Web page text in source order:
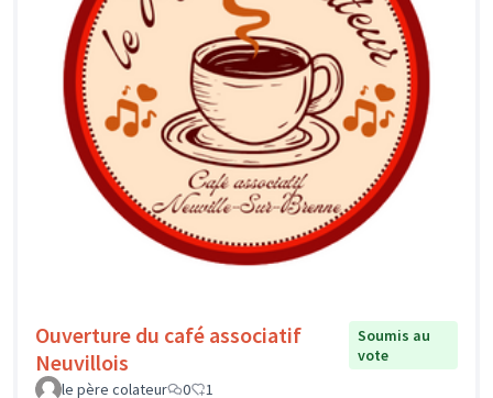
Ouverture du café associatif
Neuvillois
Soumis au
vote
le père colateur
0 1